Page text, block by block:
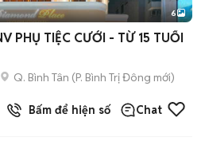
+2
6
VIỆC HÈ LƯƠNG LIỀN, NV PHỤ TIỆC CƯỚI - TỪ 15 TUỔI
Q. Bình Tân (P. Bình Trị Đông mới)
Bấm để hiện số Chat